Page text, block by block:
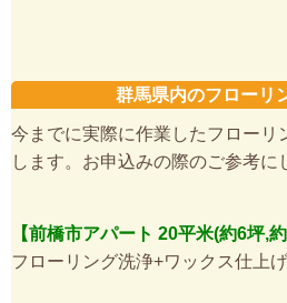
群馬県内のフローリ
今までに実際に作業したフローリ
します。お申込みの際のご参考に
【前橋市アパート 20平米(約6坪,約
フローリング洗浄+ワックス仕上